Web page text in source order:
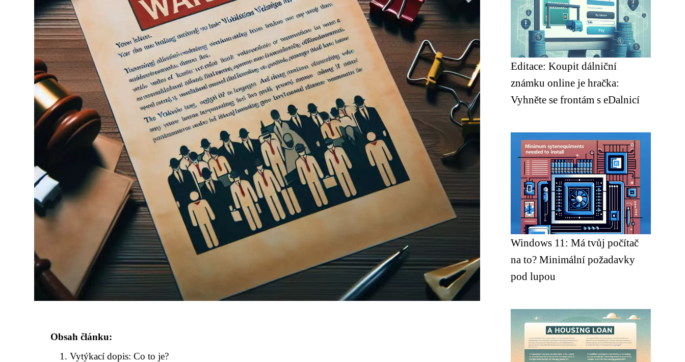
Obsah článku:
Vytýkací dopis: Co to je?
Editace: Koupit dálniční
známku online je hračka:
Vyhněte se frontám s eDalnicí
Windows 11: Má tvůj počítač
na to? Minimální požadavky
pod lupou